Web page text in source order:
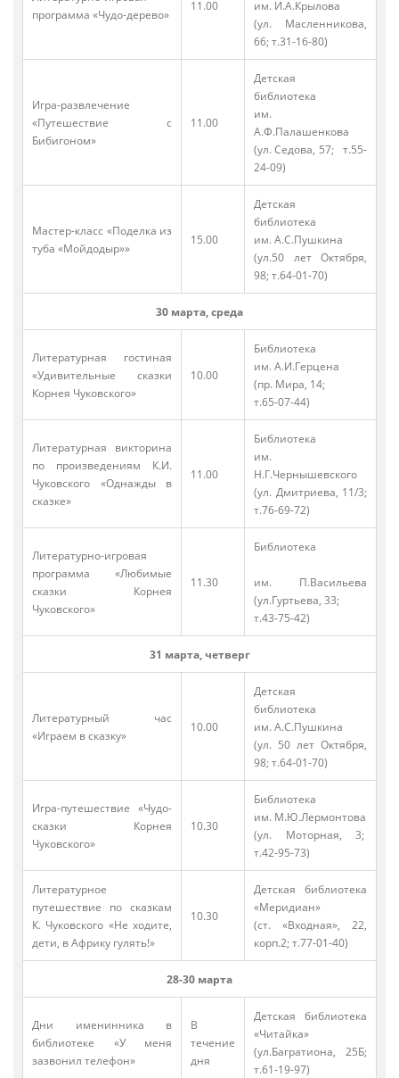
программа «Чудо-дерево»
11.00
им. И.А.Крылова
(ул. Масленникова,
66; т.31-16-80)
Игра-развлечение
«Путешествие с
Бибигоном»
11.00
Детская
библиотека
им.
А.Ф.Палашенкова
(ул. Седова, 57; т.55-
24-09)
Мастер-класс «Поделка из
туба «Мойдодыр»»
15.00
Детская
библиотека
им. А.С.Пушкина
(ул.50 лет Октября,
98; т.64-01-70)
30 марта, среда
Литературная гостиная
«Удивительные сказки
Корнея Чуковского»
10.00
Библиотека
им. А.И.Герцена
(пр. Мира, 14;
т.65-07-44)
Литературная викторина
по произведениям К.И.
Чуковского «Однажды в
сказке»
11.00
Библиотека
им.
Н.Г.Чернышевского
(ул. Дмитриева, 11/3;
т.76-69-72)
Литературно-игровая
программа «Любимые
сказки Корнея
Чуковского»
11.30
Библиотека
им. П.Васильева
(ул.Гуртьева, 33;
т.43-75-42)
31 марта, четверг
Литературный час
«Играем в сказку»
10.00
Детская
библиотека
им. А.С.Пушкина
(ул. 50 лет Октября,
98; т.64-01-70)
Игра-путешествие «Чудо-
сказки Корнея
Чуковского»
10.30
Библиотека
им. М.Ю.Лермонтова
(ул. Моторная, 3;
т.42-95-73)
Литературное
путешествие по сказкам
К. Чуковского «Не ходите,
дети, в Африку гулять!»
10.30
Детская библиотека
«Меридиан»
(ст. «Входная», 22,
корп.2; т.77-01-40)
28-30 марта
Дни именинника в
библиотеке «У меня
зазвонил телефон»
В
течение
дня
Детская библиотека
«Читайка»
(ул.Багратиона, 25Б;
т.61-19-97)